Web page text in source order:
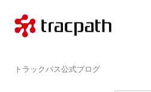
テ
ン
ツ
ッ
トラックパス公式ブログ